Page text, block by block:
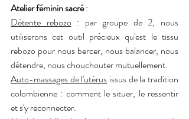
Atelier féminin sacré :
Détente rebozo : par groupe de 2, nous
utiliserons cet outil précieux qu'est le tissu
rebozo pour nous bercer, nous balancer, nous
détendre, nous chouchouter mutuellement.
Auto-massages de l'utérus issus de la tradition
colombienne : comment le situer, le ressentir
et s'y reconnecter.